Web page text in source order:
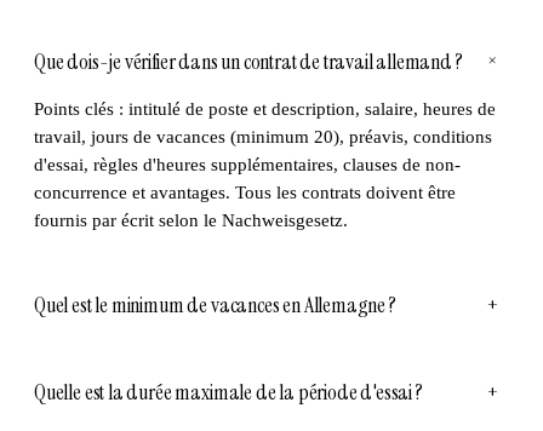
Que dois-je vérifier dans un contrat de travail allemand ? +
Points clés : intitulé de poste et description, salaire, heures de
travail, jours de vacances (minimum 20), préavis, conditions
d'essai, règles d'heures supplémentaires, clauses de non-
concurrence et avantages. Tous les contrats doivent être
fournis par écrit selon le Nachweisgesetz.
Quel est le minimum de vacances en Allemagne ? +
Quelle est la durée maximale de la période d'essai ? +